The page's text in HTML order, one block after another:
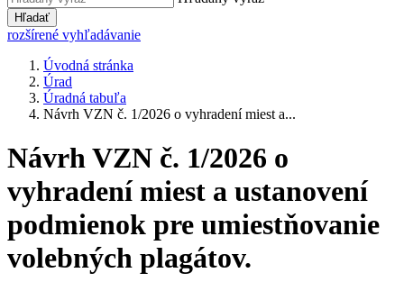
Hľadať
rozšírené vyhľadávanie
Úvodná stránka
Úrad
Úradná tabuľa
Návrh VZN č. 1/2026 o vyhradení miest a...
Návrh VZN č. 1/2026 o
vyhradení miest a ustanovení
podmienok pre umiestňovanie
volebných plagátov.